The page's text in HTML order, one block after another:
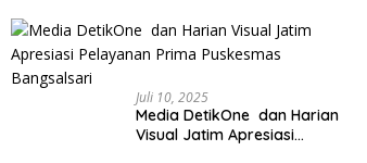
Juli 10, 2025
Media DetikOne dan Harian
Visual Jatim Apresiasi